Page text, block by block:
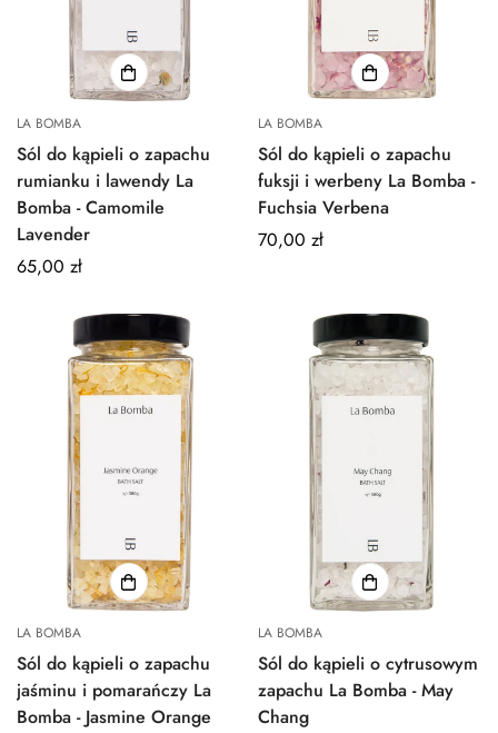
LA BOMBA
Sól do kąpieli o zapachu
rumianku i lawendy La
Bomba - Camomile
Lavender
Normalna
65,00 zł
LA BOMBA
Sól do kąpieli o zapachu
fuksji i werbeny La Bomba -
Fuchsia Verbena
Normalna
70,00 zł
LA BOMBA
Sól do kąpieli o zapachu
jaśminu i pomarańczy La
Bomba - Jasmine Orange
LA BOMBA
Sól do kąpieli o cytrusowym
zapachu La Bomba - May
Chang